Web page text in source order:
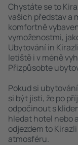
Chystáte se to
vašich představ a
komfortně
vymoženostmi,
Ubytování in
letiště i v méně
Přizpůsobte
Pokud si
si být jisti, že po
odpočinout s
hledat hotel nebo
odjezdem to
atmosféru.